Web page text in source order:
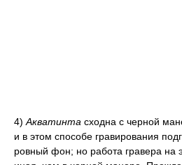
4)Акватинта сходна с черной
и в этом способе гравирования
ровный фон; но работа гравера